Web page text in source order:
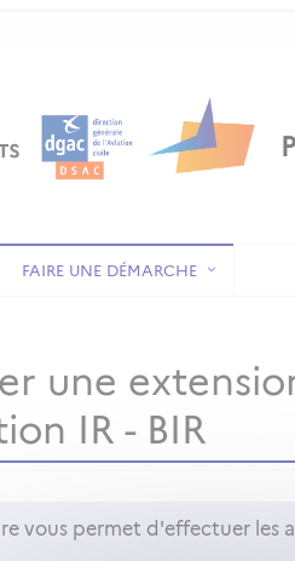
FAIRE UNE DÉMARCHE
une
IR - BIR
vous permet d'effectuer les